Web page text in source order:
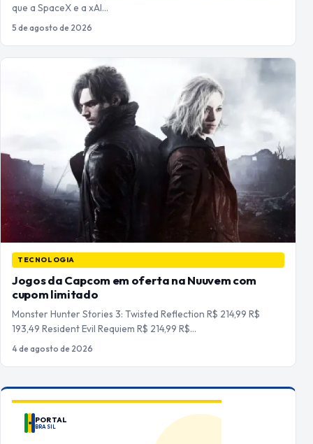
que a SpaceX e a xAI…
5 de agosto de 2026
TECNOLOGIA
Jogos da Capcom em oferta na Nuuvem com
cupom limitado
Monster Hunter Stories 3: Twisted Reflection R$ 214,99 R$
193,49 Resident Evil Requiem R$ 214,99 R$…
4 de agosto de 2026
PORTAL
BRASIL